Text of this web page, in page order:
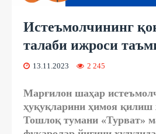
Истеъмолчининг
талаби ижроси
13.11.2023 2 245
Марғилон шаҳар
ҳуқуқларини ҳимоя қилиш
Тошлоқ тумани «Турват»